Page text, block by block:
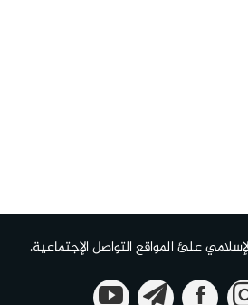
علئ المواقع التواصل الإجتماعية.